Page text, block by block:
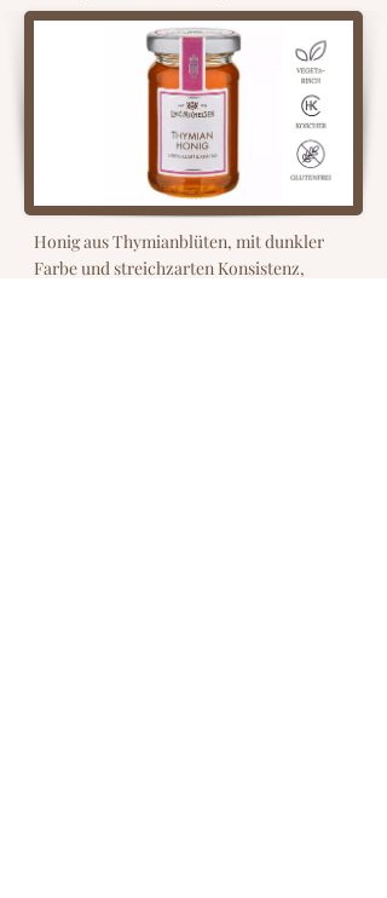
Honig aus Thymianblüten, mit dunkler
Farbe und streichzarten Konsistenz,